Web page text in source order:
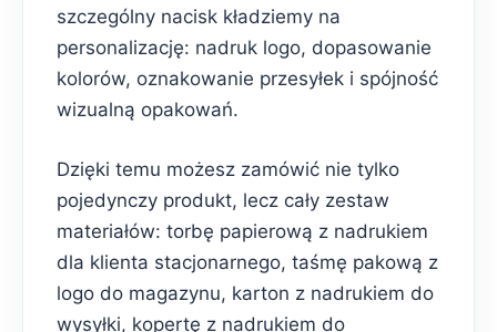
szczególny nacisk kładziemy na
personalizację: nadruk logo, dopasowanie
kolorów, oznakowanie przesyłek i spójność
wizualną opakowań.
Dzięki temu możesz zamówić nie tylko
pojedynczy produkt, lecz cały zestaw
materiałów: torbę papierową z nadrukiem
dla klienta stacjonarnego, taśmę pakową z
logo do magazynu, karton z nadrukiem do
wysyłki, kopertę z nadrukiem do